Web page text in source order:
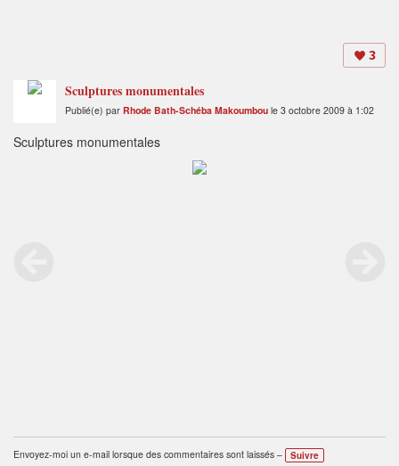
3
Sculptures monumentales
Publié(e) par Rhode Bath-Schéba Makoumbou le 3 octobre 2009 à 1:02
Sculptures monumentales
Envoyez-moi un e-mail lorsque des commentaires sont laissés – Suivre